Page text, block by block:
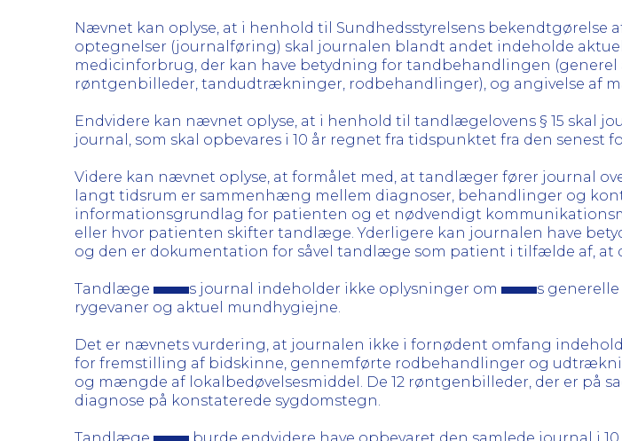
Nævnet kan oplyse, at i henhold til Sundhedsstyrelsens bekendtgørelse
optegnelser (journalføring) skal journalen blandt andet indeholde
medicinforbrug, der kan have betydning for tandbehandlingen (generel
røntgenbilleder, tandudtrækninger, rodbehandlinger), og angivelse af
Endvidere kan nævnet oplyse, at i henhold til tandlægelovens § 15 skal
journal, som skal opbevares i 10 år regnet fra tidspunktet fra den senest
Videre kan nævnet oplyse, at formålet med, at tandlæger fører journal
langt tidsrum er sammenhæng mellem diagnoser, behandlinger og
informationsgrundlag for patienten og et nødvendigt
eller hvor patienten skifter tandlæge. Yderligere kan journalen have
og den er dokumentation for såvel tandlæge som patient i tilfælde af, at
Tandlæge s journal indeholder ikke oplysninger om
s
rygevaner og aktuel mundhygiejne.
Det er nævnets vurdering, at journalen ikke i fornødent omfang
for fremstilling af bidskinne, gennemførte rodbehandlinger og
og mængde af lokalbedøvelsesmiddel. De 12 røntgenbilleder, der er på
diagnose på konstaterede sygdomstegn.